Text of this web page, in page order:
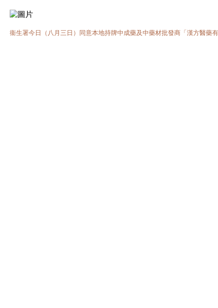
衞生署今日（八月三日）同意本地持牌中成藥及中藥材批發商「漢方醫藥